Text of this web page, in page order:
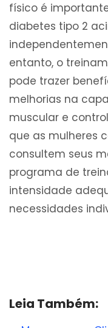
físico é
diabetes tipo 2
entanto, o
pode trazer
melhorias na
muscular e
que as mulheres
consultem seus
programa de
intensidade
necessidades
Leia Também: